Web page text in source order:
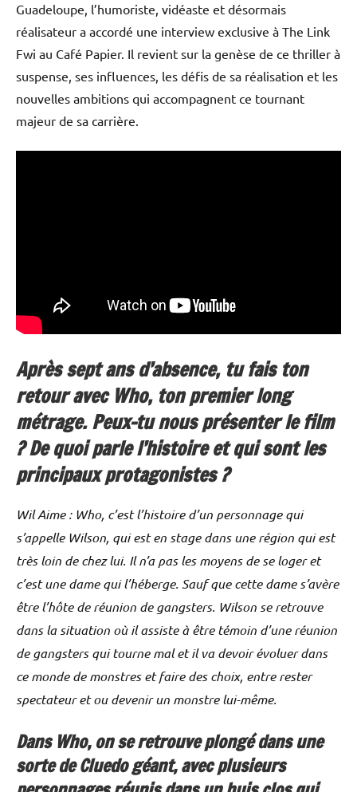
Guadeloupe, l’humoriste, vidéaste et désormais
réalisateur a accordé une interview exclusive à The Link
Fwi au Café Papier. Il revient sur la genèse de ce thriller à
suspense, ses influences, les défis de sa réalisation et les
nouvelles ambitions qui accompagnent ce tournant
majeur de sa carrière.
Après sept ans d’absence, tu fais ton
retour avec Who, ton premier long
métrage. Peux-tu nous présenter le film
? De quoi parle l’histoire et qui sont les
principaux protagonistes ?
Wil Aime : Who, c’est l’histoire d’un personnage qui
s’appelle Wilson, qui est en stage dans une région qui est
très loin de chez lui. Il n’a pas les moyens de se loger et
c’est une dame qui l’héberge. Sauf que cette dame s’avère
être l’hôte de réunion de gangsters. Wilson se retrouve
dans la situation où il assiste à être témoin d’une réunion
de gangsters qui tourne mal et il va devoir évoluer dans
ce monde de monstres et faire des choix, entre rester
spectateur et ou devenir un monstre lui-même.
Dans Who, on se retrouve plongé dans une
sorte de Cluedo géant, avec plusieurs